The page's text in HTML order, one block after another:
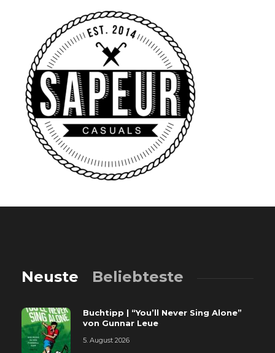
Neuste Beliebteste
Buchtipp | “You’ll Never Sing Alone”
von Gunnar Leue
5. August 2026